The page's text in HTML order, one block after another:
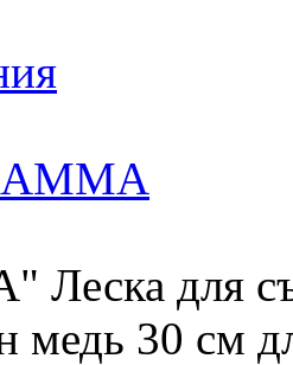
Леска для
медь 30 см